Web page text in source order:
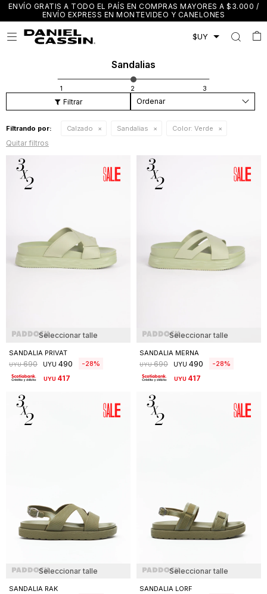
ENVÍO GRATIS A TODO EL PAÍS EN COMPRAS MAYORES A $3.000 /
ENVÍO EXPRESS EN MONTEVIDEO Y CANELONES

Sandalias
Recomendados
Filtrando por: Calzado Sandalias Color: Verde
Quitar filtros
Seleccionar talle
SANDALIA PRIVAT
UYU 690 UYU 490 28
UYU 417
Seleccionar talle
SANDALIA MERNA
UYU 690 UYU 490 28
UYU 417
Seleccionar talle
SANDALIA RAK
Seleccionar talle
SANDALIA LORF